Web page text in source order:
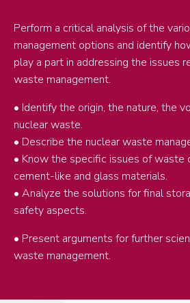
Perform a critical analysis of the
management options and identify
play a part in addressing the issues
waste management.
• Identify the origin, the nature, the
nuclear waste.
• Describe the nuclear waste
• Know the specific issues of waste
cement-like and glass materials.
• Analyze the solutions for final
safety aspects.
• Present arguments for further
waste management.